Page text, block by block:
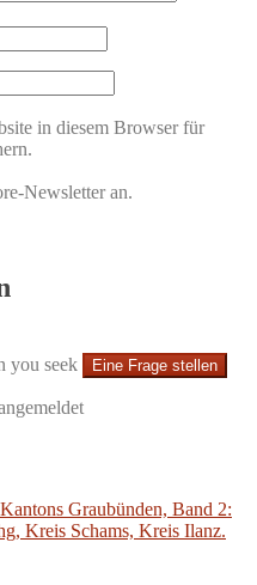
in diesem Browser für
Newsletter an.
you seek Eine Frage stellen